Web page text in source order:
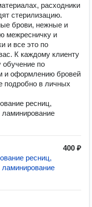
расходники
стерилизацию.
брови, нежные и
межресничку и
и все это по
К каждому клиенту
по
и оформлению бровей
подробно в личных
ресниц,
ламинирование
400 ₽
ресниц,
ламинирование